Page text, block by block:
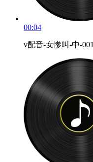
00:04
v配音-女惨叫-中-001